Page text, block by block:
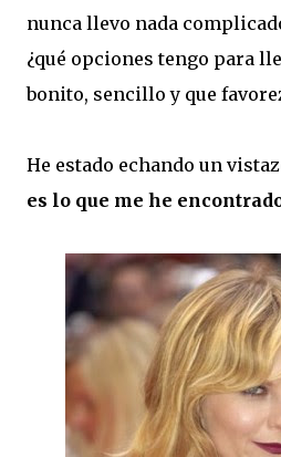
nunca llevo nada
¿qué opciones tengo para
bonito, sencillo y que
He estado echando un
es lo que me he